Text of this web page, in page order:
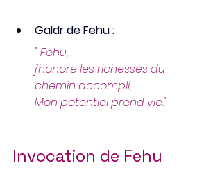
Galdr de Fehu :
" Fehu,
j'honore les richesses du
chemin accompli,
Mon potentiel prend vie."
Invocation de Fehu